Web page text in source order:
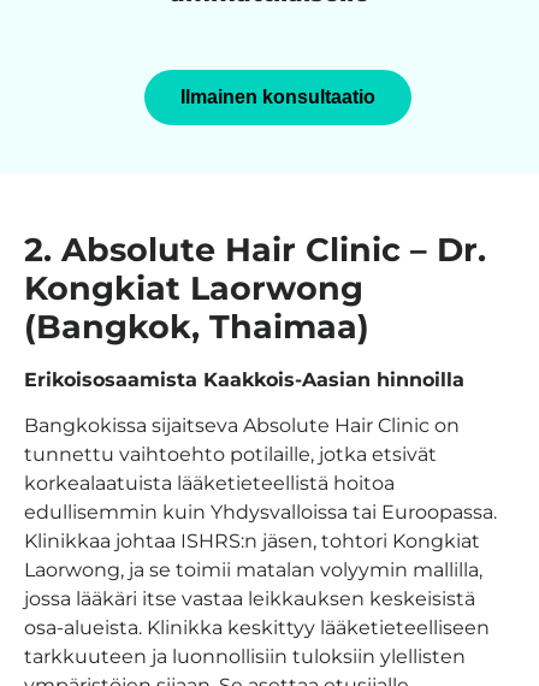
Ilmainen konsultaatio
2. Absolute Hair Clinic – Dr.
Kongkiat Laorwong
(Bangkok, Thaimaa)
Erikoisosaamista Kaakkois-Aasian hinnoilla
Bangkokissa sijaitseva Absolute Hair Clinic on
tunnettu vaihtoehto potilaille, jotka etsivät
korkealaatuista lääketieteellistä hoitoa
edullisemmin kuin Yhdysvalloissa tai Euroopassa.
Klinikkaa johtaa ISHRS:n jäsen, tohtori Kongkiat
Laorwong, ja se toimii matalan volyymin mallilla,
jossa lääkäri itse vastaa leikkauksen keskeisistä
osa-alueista. Klinikka keskittyy lääketieteelliseen
tarkkuuteen ja luonnollisiin tuloksiin ylellisten